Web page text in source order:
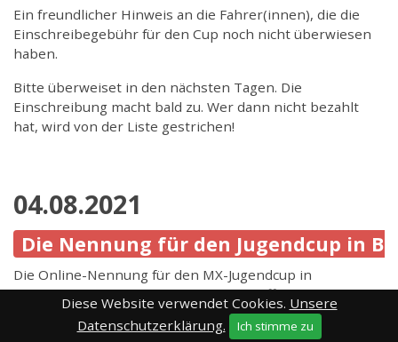
Ein freundlicher Hinweis an die Fahrer(innen), die die
Einschreibegebühr für den Cup noch nicht überwiesen
haben.
Bitte überweiset in den nächsten Tagen. Die
Einschreibung macht bald zu. Wer dann nicht bezahlt
hat, wird von der Liste gestrichen!
04.08.2021
Die Nennung für den Jugendcup in
Die Online-Nennung für den MX-Jugendcup in
Bräunlingen am 18.09. ist ab sofort geöffnet und schließt
wie immer 1 Woche vor der Veranstaltung ( 11.09.2021
23:59 Uhr ).
Diese Website verwendet Cookies. Unsere
Datenschutzerklärung.
Ich stimme zu